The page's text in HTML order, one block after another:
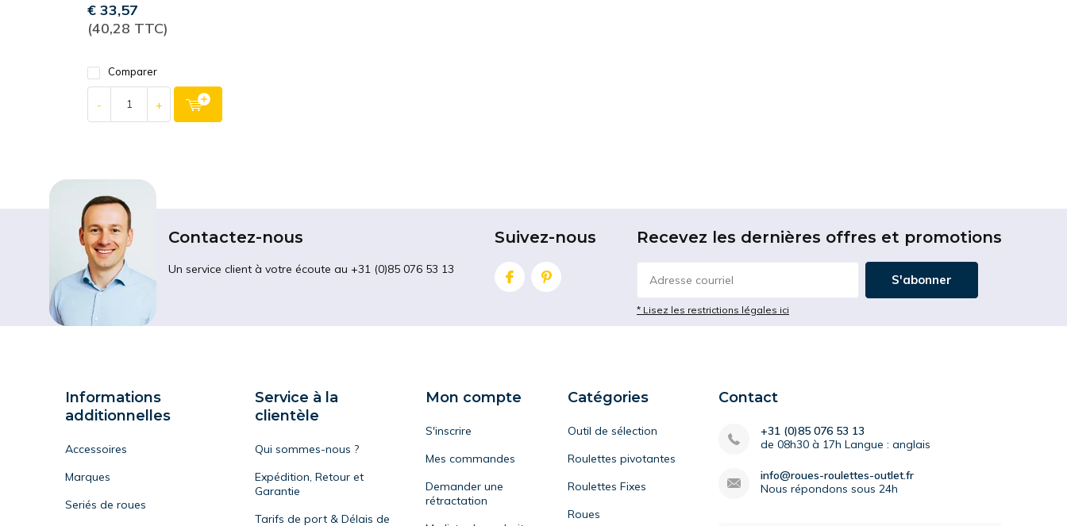
€ 33,57
(40,28 TTC)
Comparer
- +
Contactez-nous
Un service client à votre écoute au +31 (0)85 076 53 13
Suivez-nous Recevez les dernières offres et promotions
S'abonner
* Lisez les restrictions légales ici
Informations
additionnelles
Accessoires
Marques
Seriés de roues
Service à la
clientèle
Qui sommes-nous ?
Expédition, Retour et
Garantie
Tarifs de port & Délais de
Mon compte
S'inscrire
Mes commandes
Demander une
rétractation
Catégories
Outil de sélection
Roulettes pivotantes
Roulettes Fixes
Roues
Contact
+31 (0)85 076 53 13
de 08h30 à 17h Langue : anglais
info@roues-roulettes-outlet.fr
Nous répondons sous 24h